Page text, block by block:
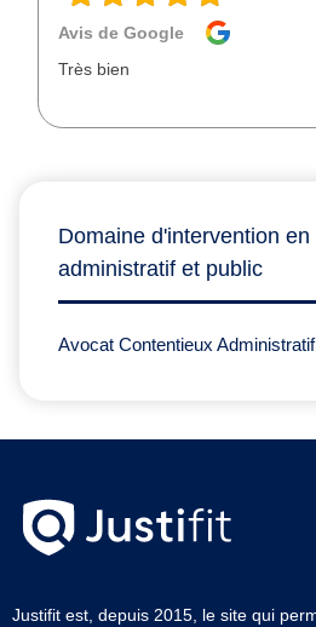
Avis de Google
Très bien
Domaine d'intervention en
administratif et public
Avocat Contentieux
Justifit est, depuis 2015, le site qui